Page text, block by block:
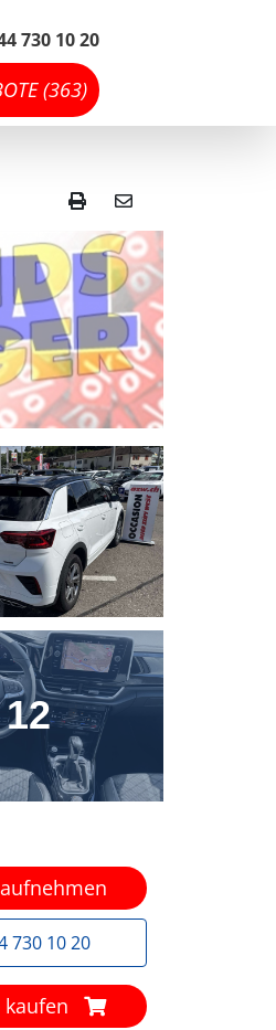
730 10 20
(363)
730 10 20